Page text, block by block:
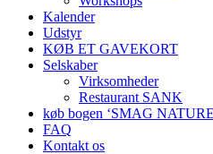
Kalender
Udstyr
KØB ET GAVEKORT
Selskaber
Virksomheder
Restaurant SANK
køb bogen ‘SMAG
FAQ
Kontakt os